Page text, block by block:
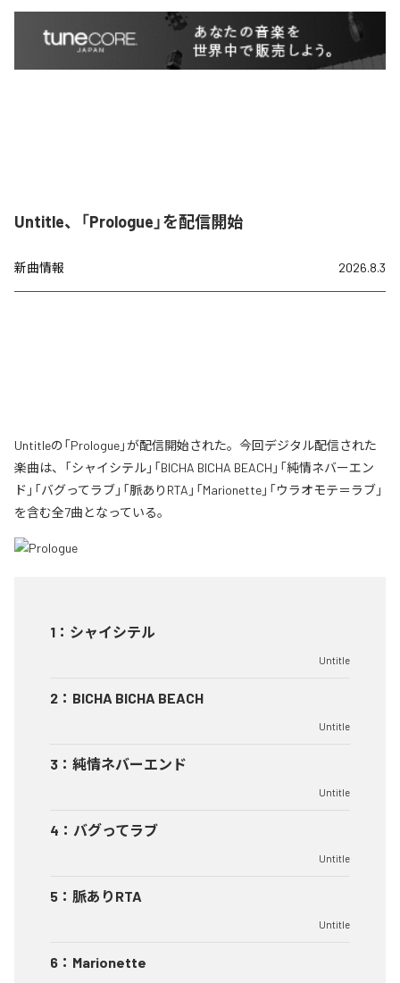
Untitle、「Prologue」を配信開始
新曲情報 2026.8.3
Untitleの「Prologue」が配信開始された。今回デジタル配信された
楽曲は、「シャイシテル」「BICHA BICHA BEACH」「純情ネバーエン
ド」「バグってラブ」「脈ありRTA」「Marionette」「ウラオモテ＝ラブ」
を含む全7曲となっている。
1 ： シャイシテル
Untitle
2 ： BICHA BICHA BEACH
Untitle
3 ： 純情ネバーエンド
Untitle
4 ： バグってラブ
Untitle
5 ： 脈ありRTA
Untitle
6 ： Marionette